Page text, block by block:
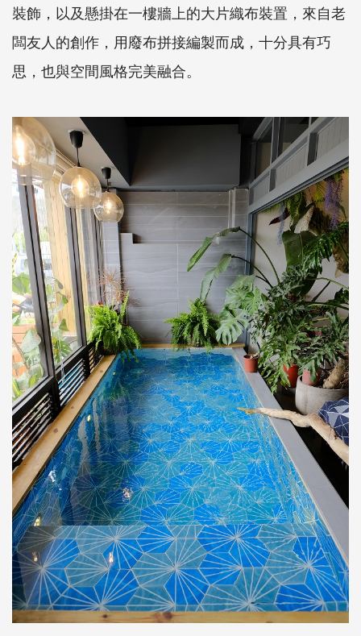
裝飾，以及懸掛在一樓牆上的大片織布裝置，來自老
闆友人的創作，用廢布拼接編製而成，十分具有巧
思，也與空間風格完美融合。